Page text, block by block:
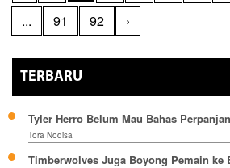
...
91 92 ›
TERBARU
Tyler Herro Belum Mau Bahas
Tora Nodisa
Timberwolves Juga Boyong Pemain ke